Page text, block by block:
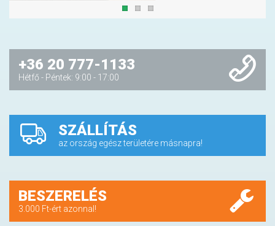
+36 20 777-1133
Hétfő - Péntek: 9:00 - 17:00
SZÁLLÍTÁS
az ország egész területére másnapra!
BESZERELÉS
3.000 Ft-ért azonnal!